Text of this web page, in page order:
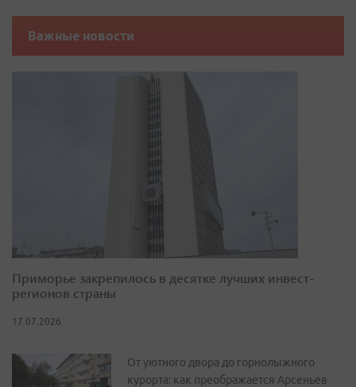
Важные новости
Приморье закрепилось в десятке лучших инвест-
регионов страны
17.07.2026
От уютного двора до горнолыжного
курорта: как преображается Арсеньев